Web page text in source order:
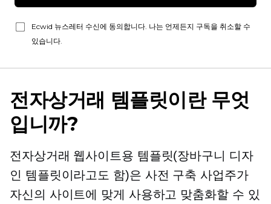
Ecwid 뉴스레터 수신에 동의합니다. 나는 언제든지 구독을 취소할 수
있습니다.
전자상거래 템플릿이란 무엇
입니까?
전자상거래 웹사이트용 템플릿(장바구니 디자
인 템플릿이라고도 함)은 사전 구축 사업주가
자신의 사이트에 맞게 사용하고 맞춤화할 수 있